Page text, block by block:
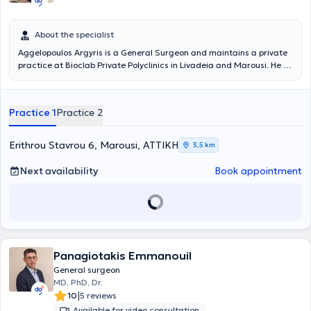
About the specialist
Aggelopoulos Argyris is a General Surgeon and maintains a private
practice at Bioclab Private Polyclinics in Livadeia and Marousi. He is
Kapodistrian University of Athens Medical School, with
He also specialized and trained in hospitals in Greece and the
United Kingdom (NHS). Moreover, he possesses significant clinical
and teaching experience. His research experience is also
noteworthy, consisting of numerous presentations and
participations in scientific conferences in Greece and abroad, as
well as publications. In his practice, he deals with pilonidal cyst
debridement, hemorrhoids, hernias, laparoscopic surgery, diseases
Practice 1Practice 2
Erithrou Stavrou 6, Marousi, ΑΤΤΙΚΗ 3,5 km
Next availability Book appointment
Panagiotakis Emmanouil
General surgeon
MD, PhD, Dr.
10|5 reviews